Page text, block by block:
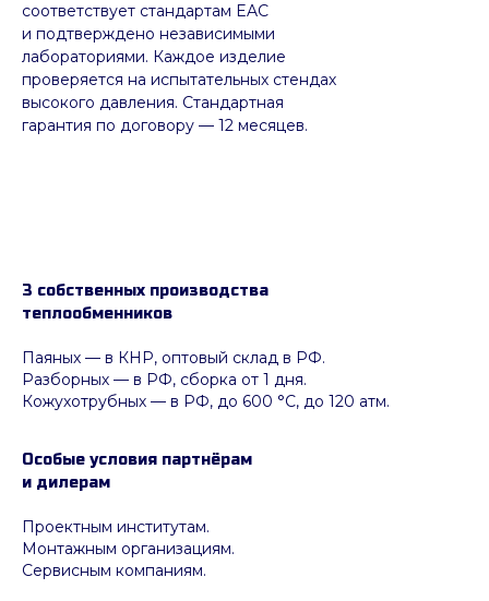
соответствует стандартам EAC
и подтверждено независимыми
лабораториями. Каждое изделие
проверяется на испытательных стендах
высокого давления. Стандартная
гарантия по договору — 12 месяцев.
3 собственных производства
теплообменников
Паяных — в КНР, оптовый склад в РФ.
Разборных — в РФ, сборка от 1 дня.
Кожухотрубных — в РФ, до 600 °C, до 120 атм.
Особые условия партнёрам
и дилерам
Проектным институтам.
Монтажным организациям.
Сервисным компаниям.